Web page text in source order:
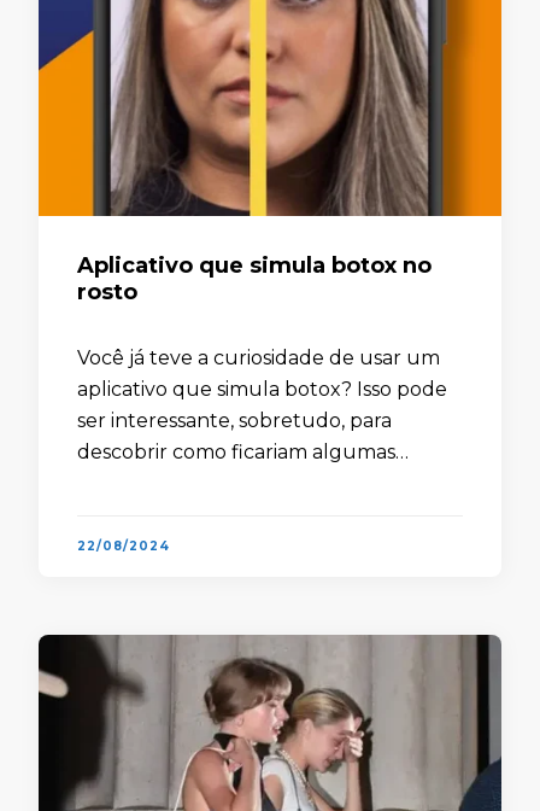
Aplicativo que simula botox no
rosto
Você já teve a curiosidade de usar um
aplicativo que simula botox? Isso pode
ser interessante, sobretudo, para
descobrir como ficariam algumas
uma ferramenta …
22/08/2024